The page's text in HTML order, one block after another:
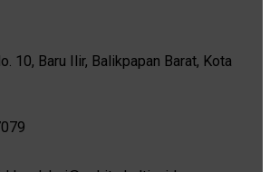
10, Baru Ilir, Balikpapan Barat, Kota